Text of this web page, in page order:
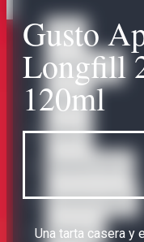
Todo
Accessories
Bases
Bases
Omerta Liquids
Abstract
Gusto
Longfill
120ml
Una tarta casera y